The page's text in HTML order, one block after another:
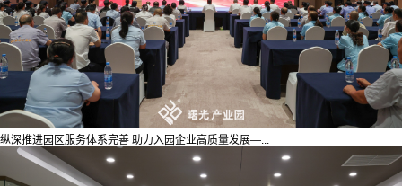
纵深推进园区服务体系完善 助力入园企业高质量发展—...